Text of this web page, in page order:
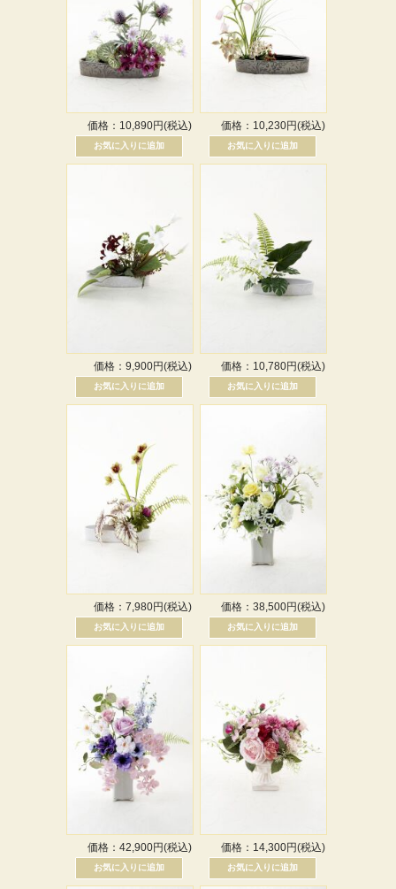
価格：10,890円(税込) 価格：10,230円(税込)
価格：9,900円(税込) 価格：10,780円(税込)
価格：7,980円(税込) 価格：38,500円(税込)
価格：42,900円(税込) 価格：14,300円(税込)